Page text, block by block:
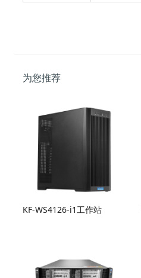
为您推荐
KF-WS4126-i1工作站